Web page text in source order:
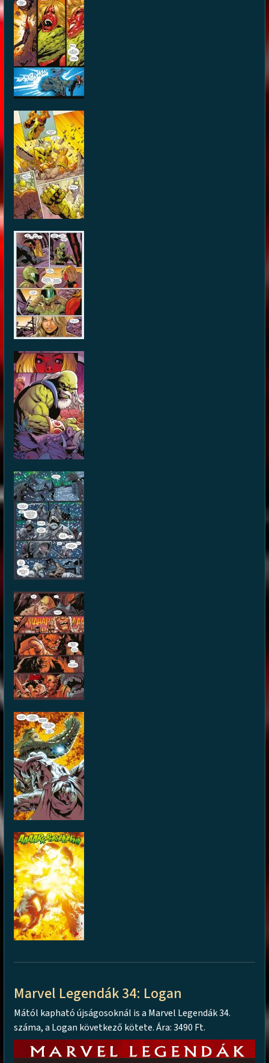
Marvel Legendák 34: Logan
Mától kapható újságosoknál is a Marvel Legendák 34.
száma, a Logan következő kötete. Ára: 3490 Ft.